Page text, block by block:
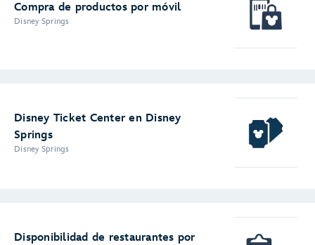
Compra de productos por móvil
Disney Springs
Disney Ticket Center en Disney
Springs
Disney Springs
Disponibilidad de restaurantes por